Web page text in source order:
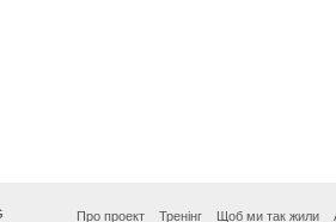
Про проект Тренінг Щоб ми так жили